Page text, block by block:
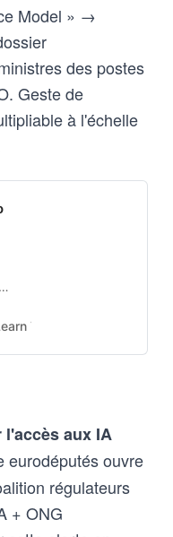
Model » →
des postes
Geste de
à l'échelle
The Rules. Then Break
aux IA
eurodéputés ouvre
régulateurs
+ ONG